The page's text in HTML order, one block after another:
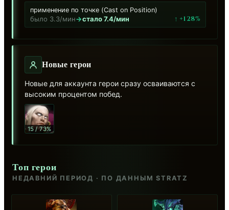
применение по точке (Cast on Position)
было 3.3/мин→стало 7.4/мин ↑ +128%
Новые герои
Новые для аккаунта герои сразу осваиваются с
высоким процентом побед.
15 / 73%
Топ герои
НЕДАВНИЙ ПЕРИОД · ПО ДАННЫМ STRATZ